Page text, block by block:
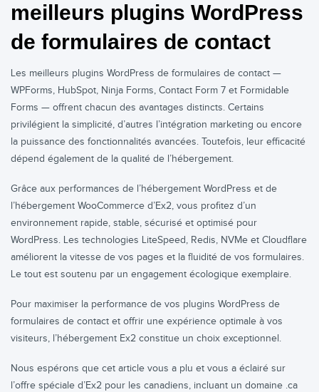
meilleurs plugins WordPress
de formulaires de contact
Les meilleurs plugins WordPress de formulaires de contact —
WPForms, HubSpot, Ninja Forms, Contact Form 7 et Formidable
Forms — offrent chacun des avantages distincts. Certains
privilégient la simplicité, d’autres l’intégration marketing ou encore
la puissance des fonctionnalités avancées. Toutefois, leur efficacité
dépend également de la qualité de l’hébergement.
Grâce aux performances de l’hébergement WordPress et de
l’hébergement WooCommerce d’Ex2, vous profitez d’un
environnement rapide, stable, sécurisé et optimisé pour
WordPress. Les technologies LiteSpeed, Redis, NVMe et Cloudflare
améliorent la vitesse de vos pages et la fluidité de vos formulaires.
Le tout est soutenu par un engagement écologique exemplaire.
Pour maximiser la performance de vos plugins WordPress de
formulaires de contact et offrir une expérience optimale à vos
visiteurs, l’hébergement Ex2 constitue un choix exceptionnel.
Nous espérons que cet article vous a plu et vous a éclairé sur
l’offre spéciale d’Ex2 pour les canadiens, incluant un domaine .ca